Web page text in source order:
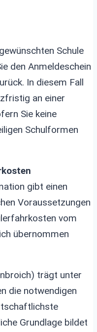
Schule
den Anmeldeschein
In diesem Fall
an einer
Sie keine
Schulformen
gibt einen
Voraussetzungen
vom
übernommen
trägt unter
die notwendigen
Grundlage bildet